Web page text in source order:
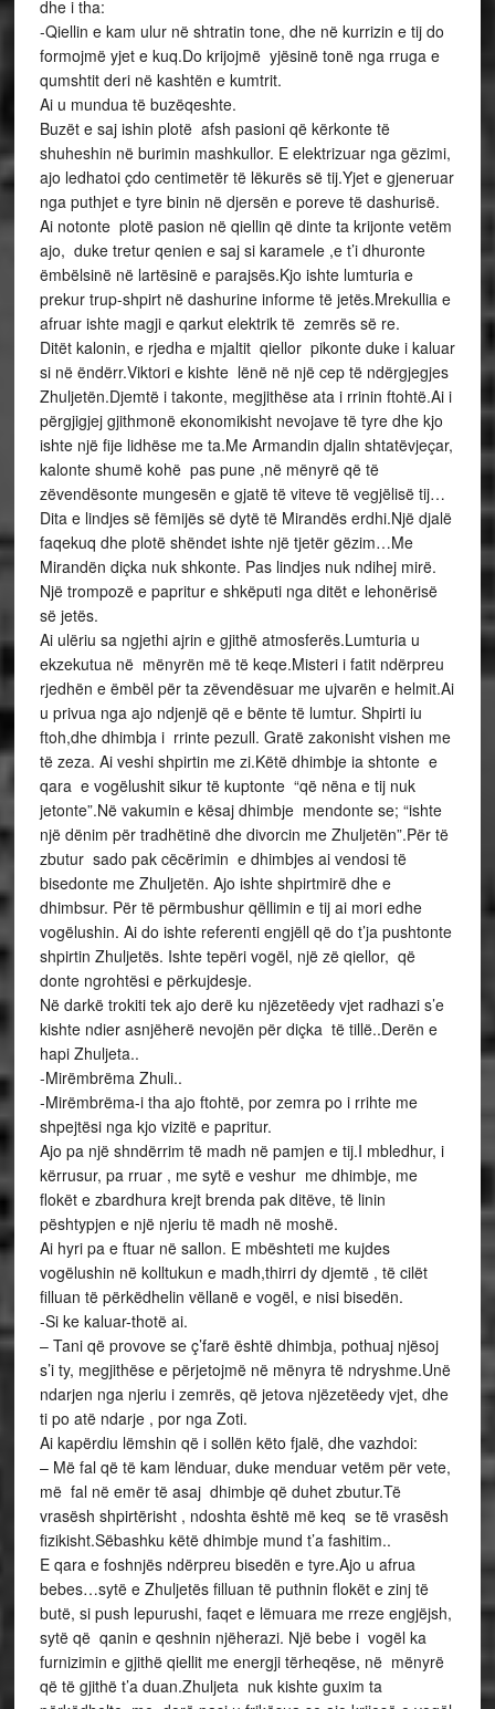
dhe i tha:
-Qiellin e kam ulur në shtratin tone, dhe në kurrizin e tij do
formojmë yjet e kuq.Do krijojmë yjësinë tonë nga rruga e
qumshtit deri në kashtën e kumtrit.
Ai u mundua të buzëqeshte.
Buzët e saj ishin plotë afsh pasioni që kërkonte të
shuheshin në burimin mashkullor. E elektrizuar nga gëzimi,
ajo ledhatoi çdo centimetër të lëkurës së tij.Yjet e gjeneruar
nga puthjet e tyre binin në djersën e poreve të dashurisë.
Ai notonte plotë pasion në qiellin që dinte ta krijonte vetëm
ajo, duke tretur qenien e saj si karamele ,e t’i dhuronte
ëmbëlsinë në lartësinë e parajsës.Kjo ishte lumturia e
prekur trup-shpirt në dashurine informe të jetës.Mrekullia e
afruar ishte magji e qarkut elektrik të zemrës së re.
Ditët kalonin, e rjedha e mjaltit qiellor pikonte duke i kaluar
si në ëndërr.Viktori e kishte lënë në një cep të ndërgjegjes
Zhuljetën.Djemtë i takonte, megjithëse ata i rrinin ftohtë.Ai i
përgjigjej gjithmonë ekonomikisht nevojave të tyre dhe kjo
ishte një fije lidhëse me ta.Me Armandin djalin shtatëvjeçar,
kalonte shumë kohë pas pune ,në mënyrë që të
zëvendësonte mungesën e gjatë të viteve të vegjëlisë tij…
Dita e lindjes së fëmijës së dytë të Mirandës erdhi.Një djalë
faqekuq dhe plotë shëndet ishte një tjetër gëzim…Me
Mirandën diçka nuk shkonte. Pas lindjes nuk ndihej mirë.
Një trompozë e papritur e shkëputi nga ditët e lehonërisë
së jetës.
Ai ulëriu sa ngjethi ajrin e gjithë atmosferës.Lumturia u
ekzekutua në mënyrën më të keqe.Misteri i fatit ndërpreu
rjedhën e ëmbël për ta zëvendësuar me ujvarën e helmit.Ai
u privua nga ajo ndjenjë që e bënte të lumtur. Shpirti iu
ftoh,dhe dhimbja i rrinte pezull. Gratë zakonisht vishen me
të zeza. Ai veshi shpirtin me zi.Këtë dhimbje ia shtonte e
qara e vogëlushit sikur të kuptonte “që nëna e tij nuk
jetonte”.Në vakumin e kësaj dhimbje mendonte se; “ishte
një dënim për tradhëtinë dhe divorcin me Zhuljetën”.Për të
zbutur sado pak cëcërimin e dhimbjes ai vendosi të
bisedonte me Zhuljetën. Ajo ishte shpirtmirë dhe e
dhimbsur. Për të përmbushur qëllimin e tij ai mori edhe
vogëlushin. Ai do ishte referenti engjëll që do t’ja pushtonte
shpirtin Zhuljetës. Ishte tepëri vogël, një zë qiellor, që
donte ngrohtësi e përkujdesje.
Në darkë trokiti tek ajo derë ku njëzetëedy vjet radhazi s’e
kishte ndier asnjëherë nevojën për diçka të tillë..Derën e
hapi Zhuljeta..
-Mirëmbrëma Zhuli..
-Mirëmbrëma-i tha ajo ftohtë, por zemra po i rrihte me
shpejtësi nga kjo vizitë e papritur.
Ajo pa një shndërrim të madh në pamjen e tij.I mbledhur, i
kërrusur, pa rruar , me sytë e veshur me dhimbje, me
flokët e zbardhura krejt brenda pak ditëve, të linin
pështypjen e një njeriu të madh në moshë.
Ai hyri pa e ftuar në sallon. E mbështeti me kujdes
vogëlushin në kolltukun e madh,thirri dy djemtë , të cilët
filluan të përkëdhelin vëllanë e vogël, e nisi bisedën.
-Si ke kaluar-thotë ai.
– Tani që provove se ç’farë është dhimbja, pothuaj njësoj
s’i ty, megjithëse e përjetojmë në mënyra të ndryshme.Unë
ndarjen nga njeriu i zemrës, që jetova njëzetëedy vjet, dhe
ti po atë ndarje , por nga Zoti.
Ai kapërdiu lëmshin që i sollën këto fjalë, dhe vazhdoi:
– Më fal që të kam lënduar, duke menduar vetëm për vete,
më fal në emër të asaj dhimbje që duhet zbutur.Të
vrasësh shpirtërisht , ndoshta është më keq se të vrasësh
fizikisht.Sëbashku këtë dhimbje mund t’a fashitim..
E qara e foshnjës ndërpreu bisedën e tyre.Ajo u afrua
bebes…sytë e Zhuljetës filluan të puthnin flokët e zinj të
butë, si push lepurushi, faqet e lëmuara me rreze engjëjsh,
sytë që qanin e qeshnin njëherazi. Një bebe i vogël ka
furnizimin e gjithë qiellit me energji tërheqëse, në mënyrë
që të gjithë t’a duan.Zhuljeta nuk kishte guxim ta